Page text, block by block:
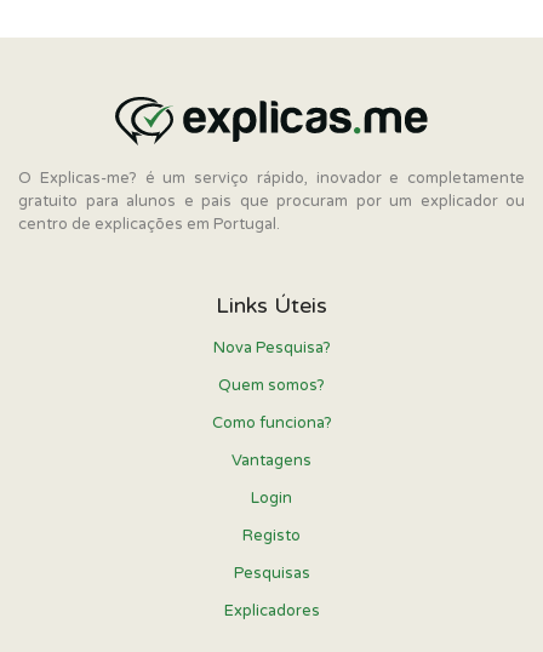
O Explicas-me? é um serviço rápido, inovador e completamente
gratuito para alunos e pais que procuram por um explicador ou
centro de explicações em Portugal.
Links Úteis
Nova Pesquisa?
Quem somos?
Como funciona?
Vantagens
Login
Registo
Pesquisas
Explicadores